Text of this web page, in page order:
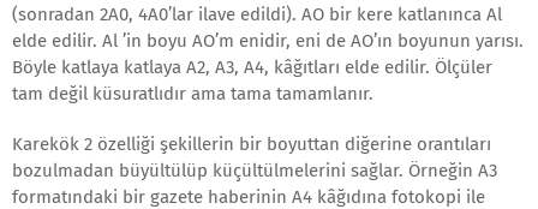
(sonradan 2A0, 4A0’lar ilave edildi). AO bir kere katlanınca Al
elde edilir. Al ’in boyu AO’m enidir, eni de AO’ın boyunun yarısı.
Böyle katlaya katlaya A2, A3, A4, kâğıtları elde edilir. Ölçüler
tam değil küsuratlıdır ama tama tamamlanır.
Karekök 2 özelliği şekillerin bir boyuttan diğerine orantıları
bozulmadan büyültülüp küçültülmelerini sağlar. Örneğin A3
formatındaki bir gazete haberinin A4 kâğıdına fotokopi ile